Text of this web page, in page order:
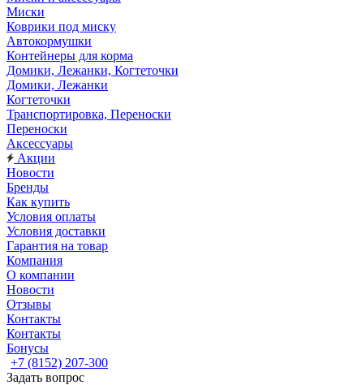
Миски
Коврики под миску
Автокормушки
Контейнеры для корма
Домики, Лежанки, Когтеточки
Домики, Лежанки
Когтеточки
Транспортировка, Переноски
Переноски
Аксессуары
Акции
Новости
Бренды
Как купить
Условия оплаты
Условия доставки
Гарантия на товар
Компания
О компании
Новости
Отзывы
Контакты
Контакты
Бонусы
+7 (8152) 207-300
Задать вопрос